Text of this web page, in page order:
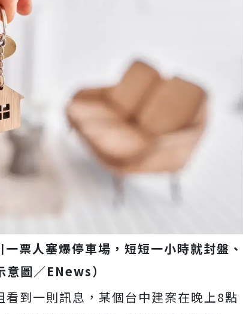
票人塞爆停車場，短短一小時就封盤、
意圖／ENews）
看到一則訊息，某個台中建案在晚上8點